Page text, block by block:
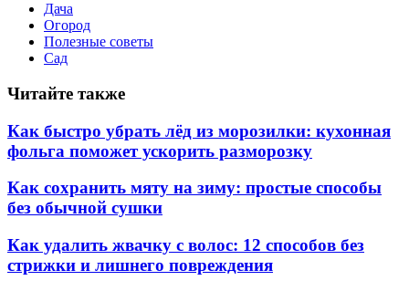
Дача
Огород
Полезные советы
Сад
Читайте также
Как быстро убрать лёд из морозилки: кухонная
фольга поможет ускорить разморозку
Как сохранить мяту на зиму: простые способы
без обычной сушки
Как удалить жвачку с волос: 12 способов без
стрижки и лишнего повреждения